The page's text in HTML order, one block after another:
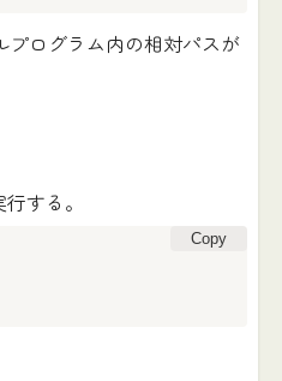
ログラム内の相対パスが
する。
Copy